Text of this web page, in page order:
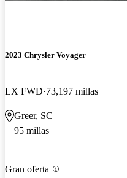
2023 Chrysler Voyager
LX FWD 73,197 millas
Greer, SC
95 millas
Gran oferta